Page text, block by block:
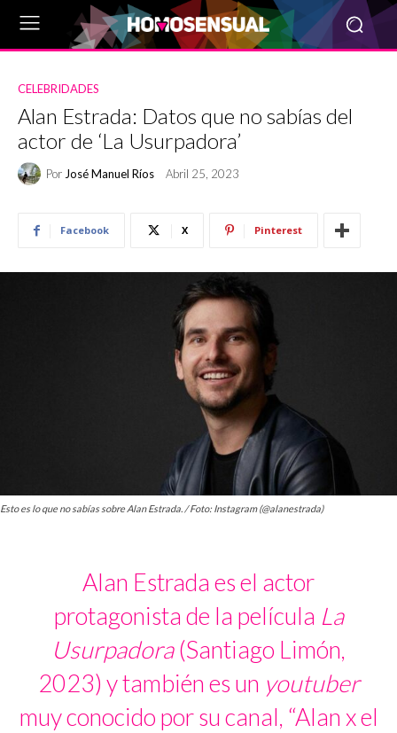
CELEBRIDADES
Alan Estrada: Datos que no sabías del
actor de ‘La Usurpadora’
Por José Manuel Ríos Abril 25, 2023
Facebook X Pinterest
Esto es lo que no sabías sobre Alan Estrada. / Foto: Instagram (@alanestrada)
Alan Estrada es el actor
protagonista de la película La
Usurpadora(Santiago Limón,
2023) y también es un youtuber
muy conocido por su canal, “Alan x el